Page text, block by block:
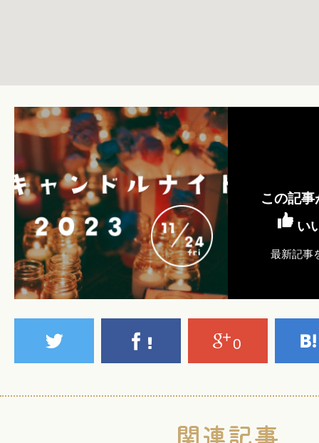
この記
い
最新記事
0